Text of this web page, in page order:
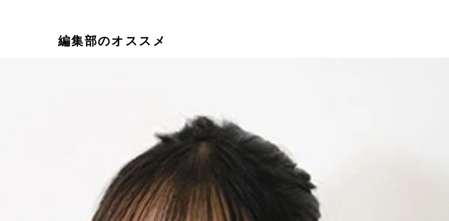
スターで軽く焼き、焼き豚を挟めば、ザクザク食感の楽しめる疑似とんかつの出来上がり、カレーをかけて召し上がれ！
込んで汁を吸わせる。コーンが溶ければスープがドロドロのまぜそば状態に！
を挟み、ようじで固定。サクサク食感と薬味っぽさをプラスだ！
卵を吸わせ、フライパンで焼く。焼けたら焼きそば、キャベツを上にのせ、ソース、マヨ、青のりをかければ完成
い棒を突き立て、溶かしながら食べるのも簡単でウマい。うまい棒はコンポタ味かチーズ味を推奨
の味が溶かしたチーズと相性抜群。市販のチーズフォンデュセットにディップして食べると幸福度ＵＰ！
いたらオリーブオイルをつけて食べると絶品おつまみに。軽くレンチンしてチーズを溶かすといっそう激ウマに進化！
明太子パスタのソースとマヨを混ぜて注入。中から濃厚ソースがあふれ出てくる感覚がたまらない！
いに進化。サラミ味、牛タン塩味、やさいサラダ味などは絶品だ。薫製時間は短めで十分
うまい棒の中に入ったプリッツのハードな食感もアリ。長さの限界に挑戦せよ！
にカットしたら円錐状にした紙筒に挿してアイスのコーン状にする。バニラアイスをのせたら完成。チーズ味＋バニラと
ラーを３個並べ、穴にうまい棒シュガーラスク味を挿入。ドーナツの穴はうまい棒を挿すためにあったのか！
編集部のオススメ